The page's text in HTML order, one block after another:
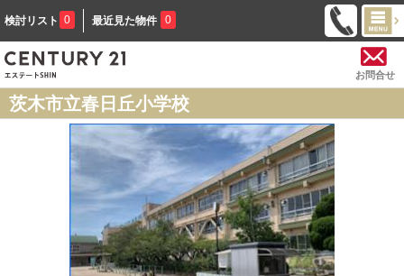
検討リスト 0 最近見た物件 0
お問合せ
茨木市立春日丘小学校